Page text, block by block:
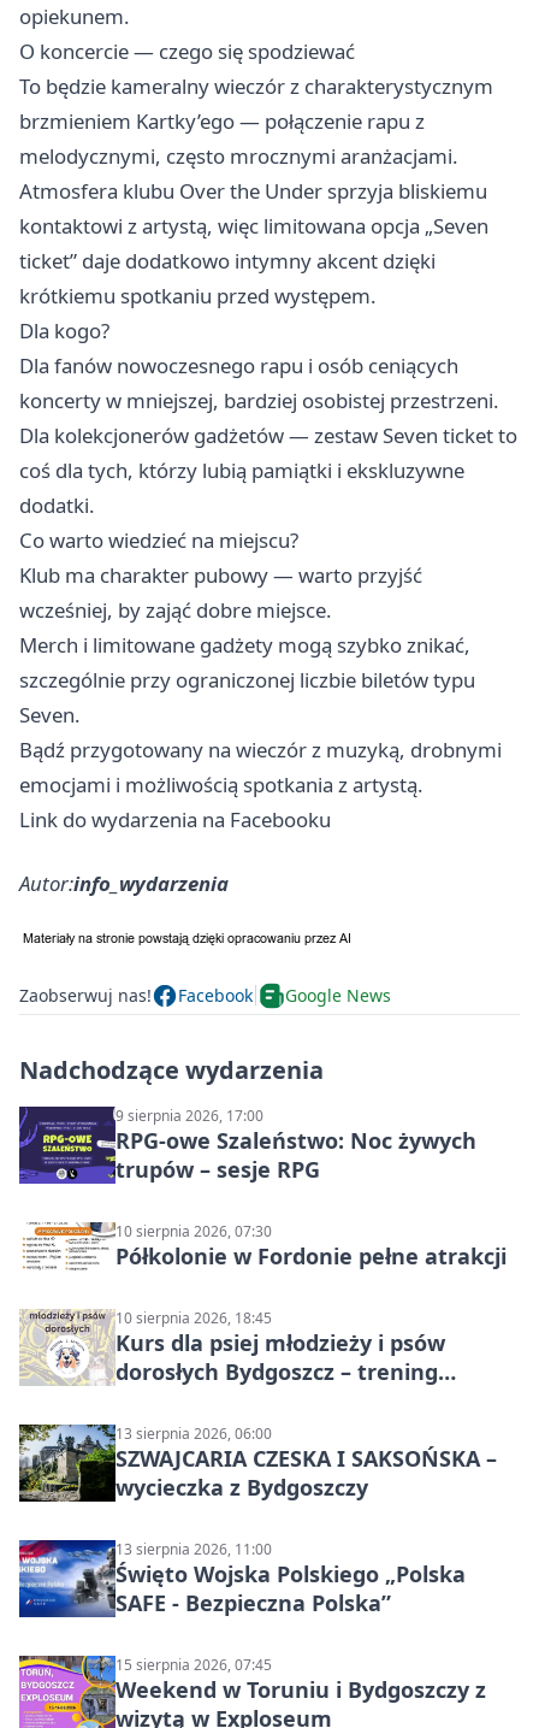
opiekunem.
O koncercie — czego się spodziewać
To będzie kameralny wieczór z charakterystycznym
brzmieniem Kartky’ego — połączenie rapu z
melodycznymi, często mrocznymi aranżacjami.
Atmosfera klubu Over the Under sprzyja bliskiemu
kontaktowi z artystą, więc limitowana opcja „Seven
ticket” daje dodatkowo intymny akcent dzięki
krótkiemu spotkaniu przed występem.
Dla kogo?
Dla fanów nowoczesnego rapu i osób ceniących
koncerty w mniejszej, bardziej osobistej przestrzeni.
Dla kolekcjonerów gadżetów — zestaw Seven ticket to
coś dla tych, którzy lubią pamiątki i ekskluzywne
dodatki.
Co warto wiedzieć na miejscu?
Klub ma charakter pubowy — warto przyjść
wcześniej, by zająć dobre miejsce.
Merch i limitowane gadżety mogą szybko znikać,
szczególnie przy ograniczonej liczbie biletów typu
Seven.
Bądź przygotowany na wieczór z muzyką, drobnymi
emocjami i możliwością spotkania z artystą.
Link do wydarzenia na Facebooku
Autor:info_wydarzenia
Zaobserwuj nas! Facebook Google News
Nadchodzące wydarzenia
9 sierpnia 2026, 17:00
RPG-owe Szaleństwo: Noc żywych
trupów – sesje RPG
10 sierpnia 2026, 07:30
Półkolonie w Fordonie pełne atrakcji
10 sierpnia 2026, 18:45
Kurs dla psiej młodzieży i psów
dorosłych Bydgoszcz – trening
13 sierpnia 2026, 06:00
SZWAJCARIA CZESKA I SAKSOŃSKA –
wycieczka z Bydgoszczy
13 sierpnia 2026, 11:00
Święto Wojska Polskiego „Polska
SAFE - Bezpieczna Polska”
15 sierpnia 2026, 07:45
Weekend w Toruniu i Bydgoszczy z
wizytą w Exploseum